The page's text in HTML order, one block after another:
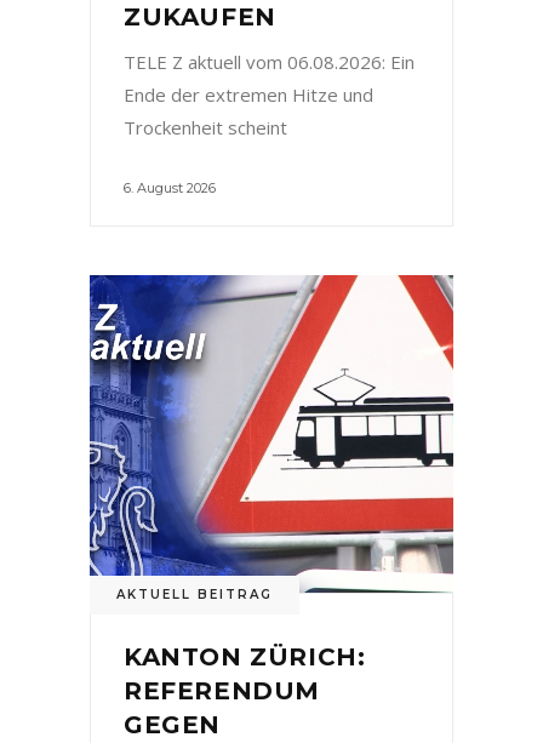
ZUKAUFEN
TELE Z aktuell vom 06.08.2026: Ein
Ende der extremen Hitze und
Trockenheit scheint
6. August 2026
AKTUELL BEITRAG
KANTON ZÜRICH:
REFERENDUM
GEGEN